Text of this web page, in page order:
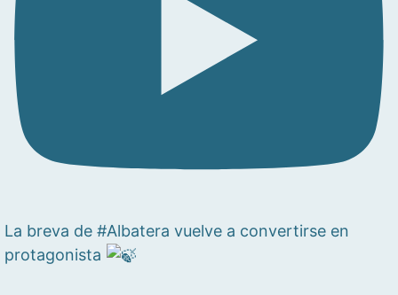
La breva de #Albatera vuelve a convertirse en
protagonista